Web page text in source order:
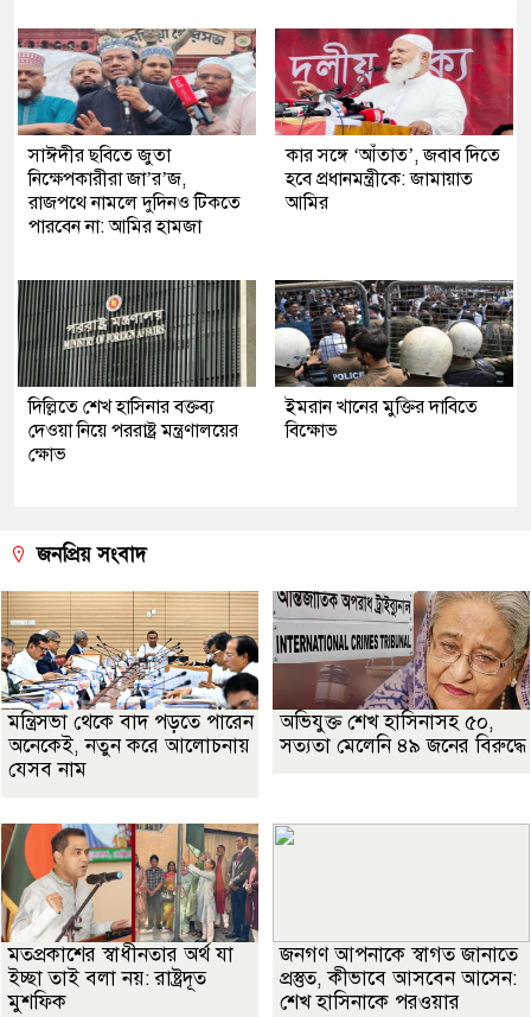
সাঈদীর ছবিতে জুতা
নিক্ষেপকারীরা জা’র’জ,
রাজপথে নামলে দুদিনও টিকতে
পারবেন না: আমির হামজা
কার সঙ্গে ‘আঁতাত’, জবাব দিতে
হবে প্রধানমন্ত্রীকে: জামায়াত
আমির
দিল্লিতে শেখ হাসিনার বক্তব্য
দেওয়া নিয়ে পররাষ্ট্র মন্ত্রণালয়ের
ক্ষোভ
ইমরান খানের মুক্তির দাবিতে
বিক্ষোভ
জনপ্রিয় সংবাদ
মন্ত্রিসভা থেকে বাদ পড়তে পারেন
অনেকেই, নতুন করে আলোচনায়
যেসব নাম
অভিযুক্ত শেখ হাসিনাসহ ৫০,
সত্যতা মেলেনি ৪৯ জনের বিরুদ্ধে
মতপ্রকাশের স্বাধীনতার অর্থ যা
ইচ্ছা তাই বলা নয়: রাষ্ট্রদূত
মুশফিক
জনগণ আপনাকে স্বাগত জানাতে
প্রস্তুত, কীভাবে আসবেন আসেন:
শেখ হাসিনাকে পরওয়ার